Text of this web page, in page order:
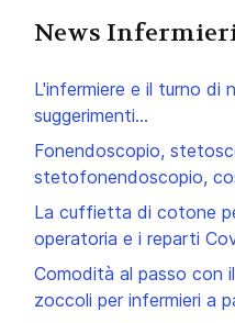
Nuovo Magazine
News
L'infermiere e il turno di
suggerimenti...
Fonendoscopio,
stetofonendoscopio,
La cuffietta di cotone
operatoria e i reparti
Comodità al passo con
zoccoli per infermieri a